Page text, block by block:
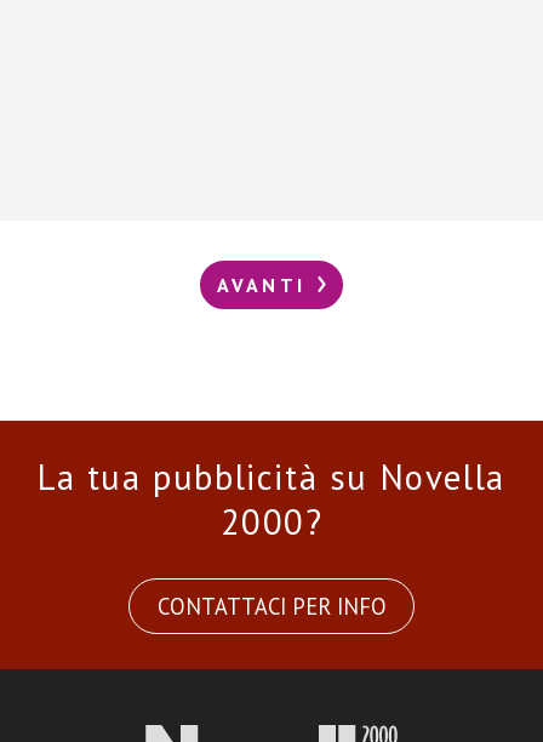
AVANTI
La tua pubblicità su Novella
2000?
CONTATTACI PER INFO